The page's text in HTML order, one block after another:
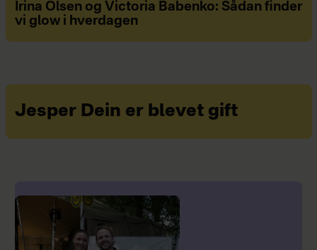
Irina Olsen og Victoria Babenko: Sådan finder
vi glow i hverdagen
Jesper Dein er blevet gift